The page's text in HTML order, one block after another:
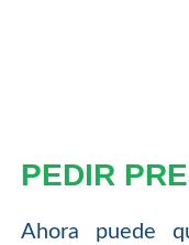
PEDIR
Ahora puede